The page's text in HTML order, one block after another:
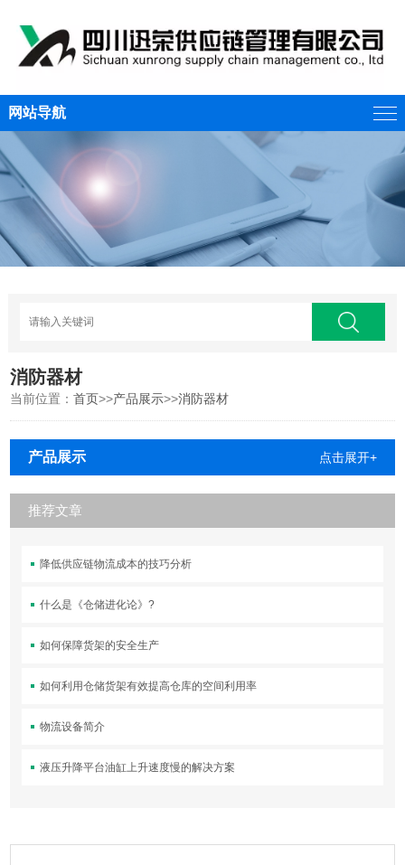
网站导航
消防器材
当前位置：首页>>产品展示>>消防器材
产品展示 点击展开+
推荐文章
降低供应链物流成本的技巧分析
什么是《仓储进化论》?
如何保障货架的安全生产
如何利用仓储货架有效提高仓库的空间利用率
物流设备简介
液压升降平台油缸上升速度慢的解决方案